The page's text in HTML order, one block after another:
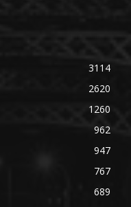
3114
2620
1260
962
947
767
689